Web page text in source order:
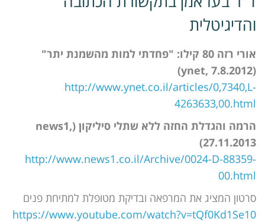
והדיגיטלית
אורי רזה 80 קילו: "פחדתי למות מהשמנת יתר"
(ynet, 7.8.2012)
http://www.ynet.co.il/articles/0,7340,L-
4263633,00.html
הרמה והגדלת החזה ללא שתלי סיליקון (news1,
27.11.2013)
http://www.news1.co.il/Archive/0024-D-88359-
00.html
סרטון המציג את המרפאה ובדיקת מטופלת למתיחת פנים
https://www.youtube.com/watch?v=tQf0Kd1Se10